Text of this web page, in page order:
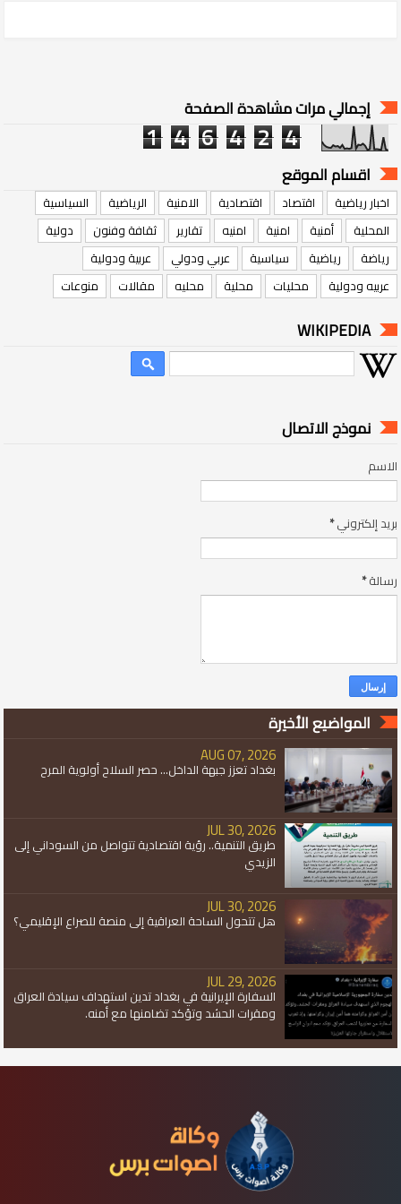
إجمالي مرات مشاهدة الصفحة
1 4 6 4 2 4
اقسام الموقع
اخبار رياضية اقتصاد اقتصادية الامنية الرياضية
السياسية
المحلية
أمنية امنية امنيه تقارير ثقافة وفنون
دولية
رياضة
رياضية سياسية عربي ودولي
عربية ودولية
عربيه ودولية
محليات محلية محليه مقالات منوعات
WIKIPEDIA
نموذج الاتصال
الاسم
بريد إلكتروني*
رسالة*
المواضيع الأخيرة
AUG 07, 2026
بغداد تعزز جبهة الداخل... حصر السلاح أولوية المرح
JUL 30, 2026
طريق التنمية.. رؤية اقتصادية تتواصل من السوداني إلى
الزيدي
JUL 30, 2026
هل تتحول الساحة العراقية إلى منصة للصراع الإقليمي؟
JUL 29, 2026
السفارة الإيرانية في بغداد تدين استهداف سيادة العراق
ومقرات الحشد وتؤكد تضامنها مع أمنه.